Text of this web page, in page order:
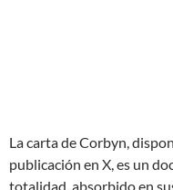
La carta de Corbyn,
publicación en X, es un
totalidad, absorbido en